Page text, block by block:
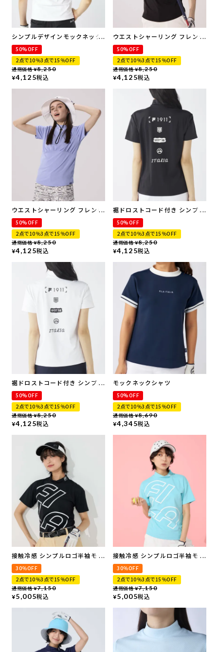
シンプルデザインモックネック
シャツ
50%OFF
2点で10％3点で15％OFF
通常価格 ¥8,250
¥4,125税込
ウエストシャーリング フレンチ
スリーブモックネックシャツ |
UVカット
50%OFF
2点で10％3点で15％OFF
通常価格 ¥8,250
¥4,125税込
ウエストシャーリング フレンチ
スリーブモックネックシャツ |
UVカット
50%OFF
2点で10％3点で15％OFF
通常価格 ¥8,250
¥4,125税込
裾ドロストコード付き シンプル
モックネックシャツ
50%OFF
2点で10％3点で15％OFF
通常価格 ¥8,250
¥4,125税込
裾ドロストコード付き シンプル
モックネックシャツ
50%OFF
2点で10％3点で15％OFF
通常価格 ¥8,250
¥4,125税込
モックネックシャツ
50%OFF
2点で10％3点で15％OFF
通常価格 ¥8,690
¥4,345税込
接触冷感 シンプルロゴ半袖モッ
クネックシャツ
30％OFF
2点で10％3点で15％OFF
通常価格 ¥7,150
¥5,005税込
接触冷感 シンプルロゴ半袖モッ
クネックシャツ
30％OFF
2点で10％3点で15％OFF
通常価格 ¥7,150
¥5,005税込